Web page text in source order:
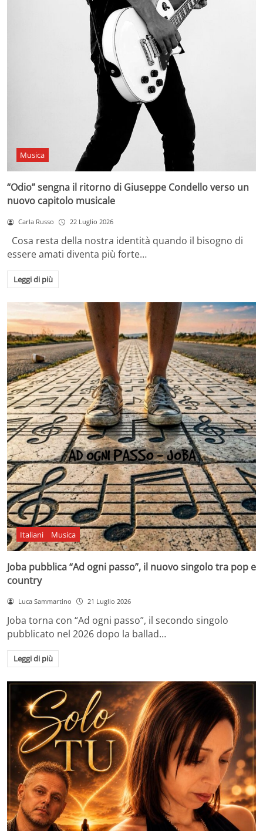
Musica
“Odio” sengna il ritorno di Giuseppe Condello verso un
nuovo capitolo musicale
Carla Russo 22 Luglio 2026
Cosa resta della nostra identità quando il bisogno di
essere amati diventa più forte…
Leggi di più
Italiani Musica
Joba pubblica “Ad ogni passo”, il nuovo singolo tra pop e
country
Luca Sammartino 21 Luglio 2026
Joba torna con “Ad ogni passo”, il secondo singolo
pubblicato nel 2026 dopo la ballad…
Leggi di più